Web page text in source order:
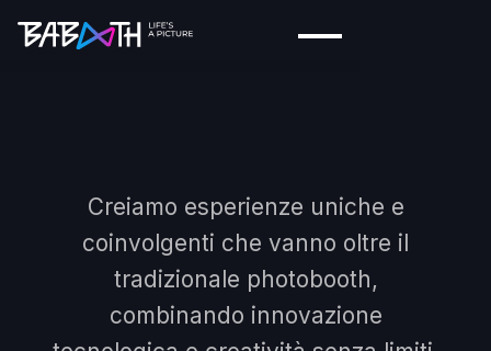
Creiamo esperienze uniche e
coinvolgenti che vanno oltre il
tradizionale photobooth,
combinando innovazione